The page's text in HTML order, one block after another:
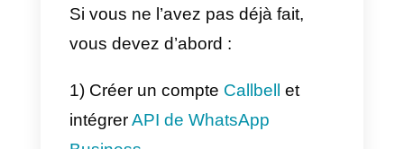
de bord, permettant aux équipes
de vente et d’assistance de
répondre plus rapidement et plus
efficacement aux clients, sans